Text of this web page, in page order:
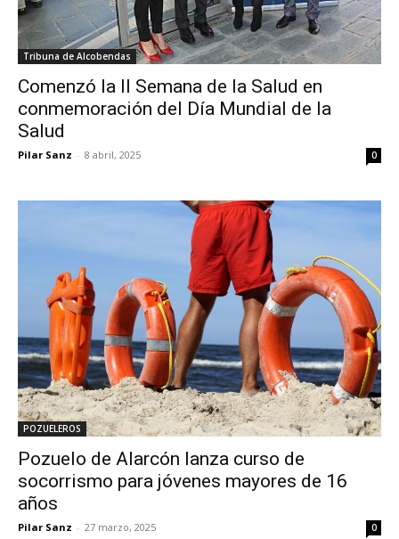
Tribuna de Alcobendas
Comenzó la II Semana de la Salud en
conmemoración del Día Mundial de la
Salud
Pilar Sanz - 8 abril, 2025 0
POZUELEROS
Pozuelo de Alarcón lanza curso de
socorrismo para jóvenes mayores de 16
años
Pilar Sanz - 27 marzo, 2025 0